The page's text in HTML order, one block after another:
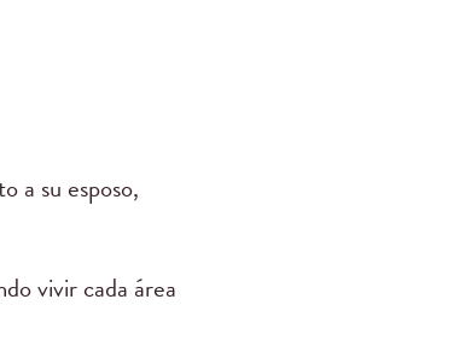
a su esposo,
vivir cada área